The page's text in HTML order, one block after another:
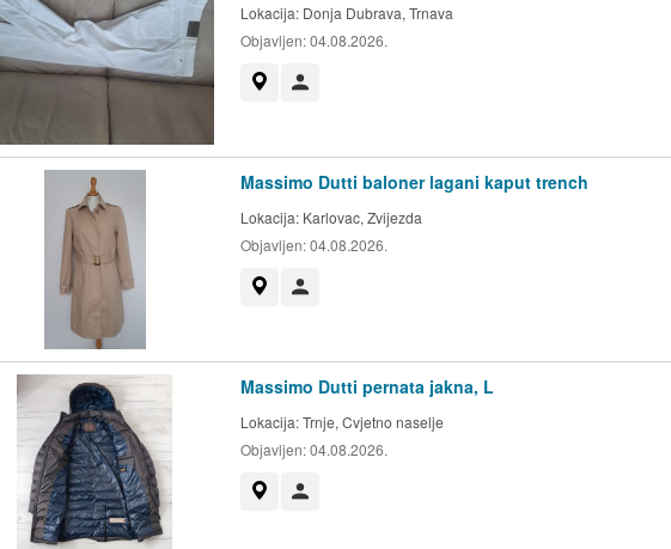
Lokacija: Donja Dubrava, Trnava
Objavljen:04.08.2026.
Massimo Dutti baloner lagani kaput trench
Lokacija: Karlovac, Zvijezda
Objavljen:04.08.2026.
Massimo Dutti pernata jakna, L
Lokacija:Trnje, Cvjetno naselje
Objavljen:04.08.2026.